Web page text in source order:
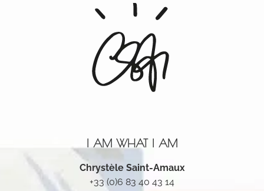
I AM WHAT I AM
Chrystèle Saint-Amaux
+33 (0)6 83 40 43 14